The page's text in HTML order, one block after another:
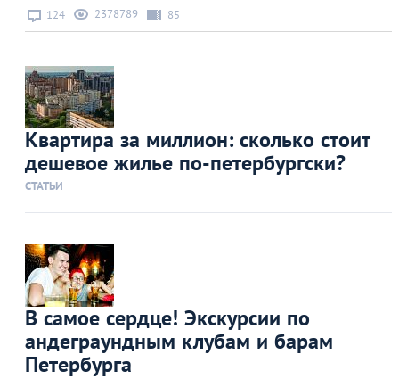
124 2378789 85
Квартира за миллион: сколько стоит
дешевое жилье по-петербургски?
СТАТЬИ
В самое сердце! Экскурсии по
андеграундным клубам и барам
Петербурга